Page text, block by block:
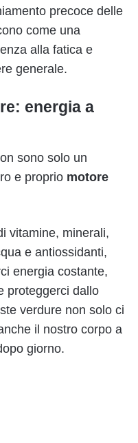
precoce delle
come una
alla fatica e
generale.
energia a
sono solo un
e proprio motore
vitamine, minerali,
e antiossidanti,
energia costante,
proteggerci dallo
verdure non solo ci
il nostro corpo a
giorno.